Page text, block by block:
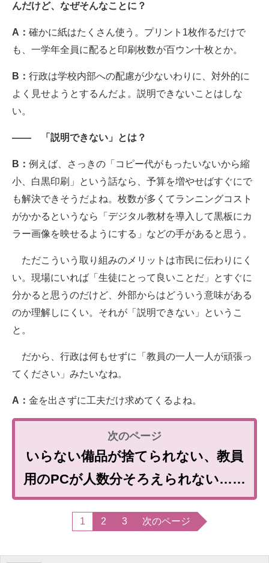
んだけど、なぜそんなことに？
A： 確かに紙はたくさん使う。プリント1枚作るだけで
も、一学年全員に配ると印刷枚数が百ウン十枚とか。
B： 行政は学校内部への配慮が少ないわりに、対外的に
よく見せようとするんだよ。説明できないことはしな
い。
―― 「説明できない」とは？
B： 例えば、さっきの「コピー代がもったいないから縮
小、白黒印刷」という話なら、予算を増やせばすぐにで
も解決できそうだよね。枚数が多くてランニングコスト
がかかるというなら「デジタル教材を導入して黒板にカ
ラー画像を映せるようにする」などの手があると思う。
ただこういう取り組みのメリットは市民に伝わりにく
い。現場にいれば「生徒にとって良いことだ」とすぐに
分かると思うのだけど、外部からはどういう意味がある
のか理解しにくい。それが「説明できない」というこ
と。
だから、行政は何もせずに「教員の一人一人が頑張っ
てください」みたいなね。
A： 金を出さずに工夫だけ求めてくるよね。
いらない備品が捨てられない、教員
用のPCが人数分そろえられない……
1 2 3 次のページ